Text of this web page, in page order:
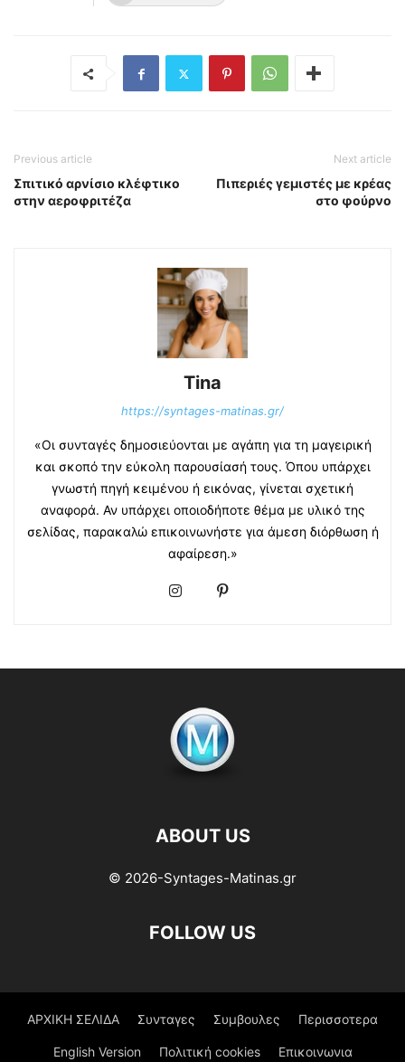
Previous article
Σπιτικό αρνίσιο κλέφτικο
στην αεροφριτέζα
Next article
Πιπεριές γεμιστές με κρέας
στο φούρνο
Tina
https://syntages-matinas.gr/
«Οι συνταγές δημοσιεύονται με αγάπη για τη μαγειρική
και σκοπό την εύκολη παρουσίασή τους. Όπου υπάρχει
γνωστή πηγή κειμένου ή εικόνας, γίνεται σχετική
αναφορά. Αν υπάρχει οποιοδήποτε θέμα με υλικό της
σελίδας, παρακαλώ επικοινωνήστε για άμεση διόρθωση ή
αφαίρεση.»
ABOUT US
© 2026-Syntages-Matinas.gr
FOLLOW US
ΑΡΧΙΚΗ ΣΕΛΙΔΑ Συνταγες Συμβουλες Περισσοτερα
English Version Πολιτική cookies Επικοινωνια